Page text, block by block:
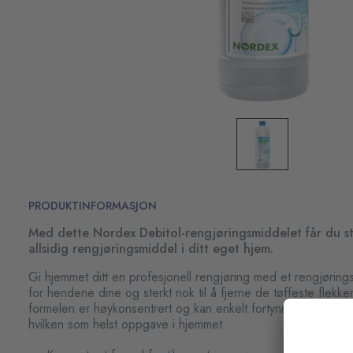
PRODUKTINFORMASJON
Med dette Nordex Debitol-rengjøringsmiddelet får du
allsidig rengjøringsmiddel i ditt eget hjem.
Gi hjemmet ditt en profesjonell rengjøring med et
for hendene dine og sterkt nok til å fjerne de tøffeste
formelen er høykonsentrert og kan enkelt fortynnes til en
hvilken som helst oppgave i hjemmet.